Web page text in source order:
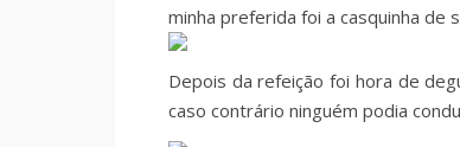
minha preferida foi a casquinha de
Depois da refeição foi hora de
caso contrário ninguém podia